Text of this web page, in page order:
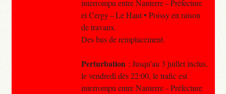
interrompu entre Nanterre – Préfecture
et Cergy – Le Haut • Poissy en raison
de travaux.
Des bus de remplacement.
Perturbation : Jusqu'au 3 juillet inclus,
le vendredi dès 22:00, le trafic est
interrompu entre Nanterre – Préfecture